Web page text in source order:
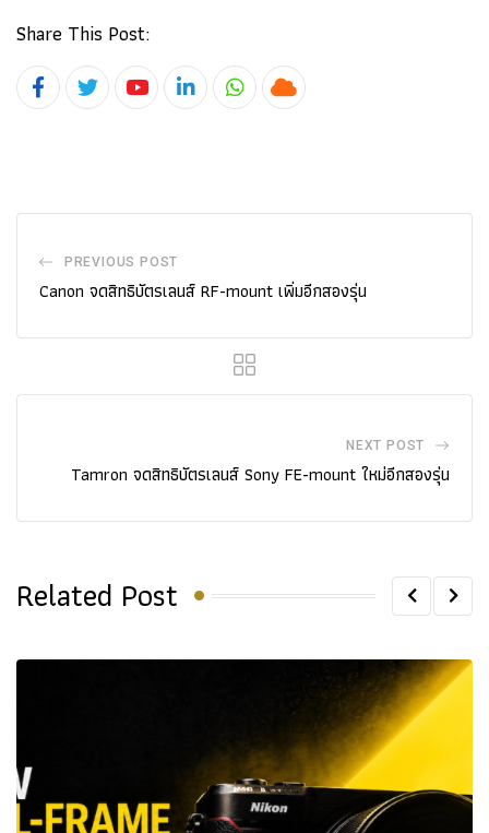
Share This Post:
YoutubeLinkedInWhatsapp
Cloud
PREVIOUS POST
Canon จดสิทธิบัตรเลนส์ RF-mount เพิ่มอีกสองรุ่น
NEXT POST
Tamron จดสิทธิบัตรเลนส์ Sony FE-mount ใหม่อีกสองรุ่น
Related Post